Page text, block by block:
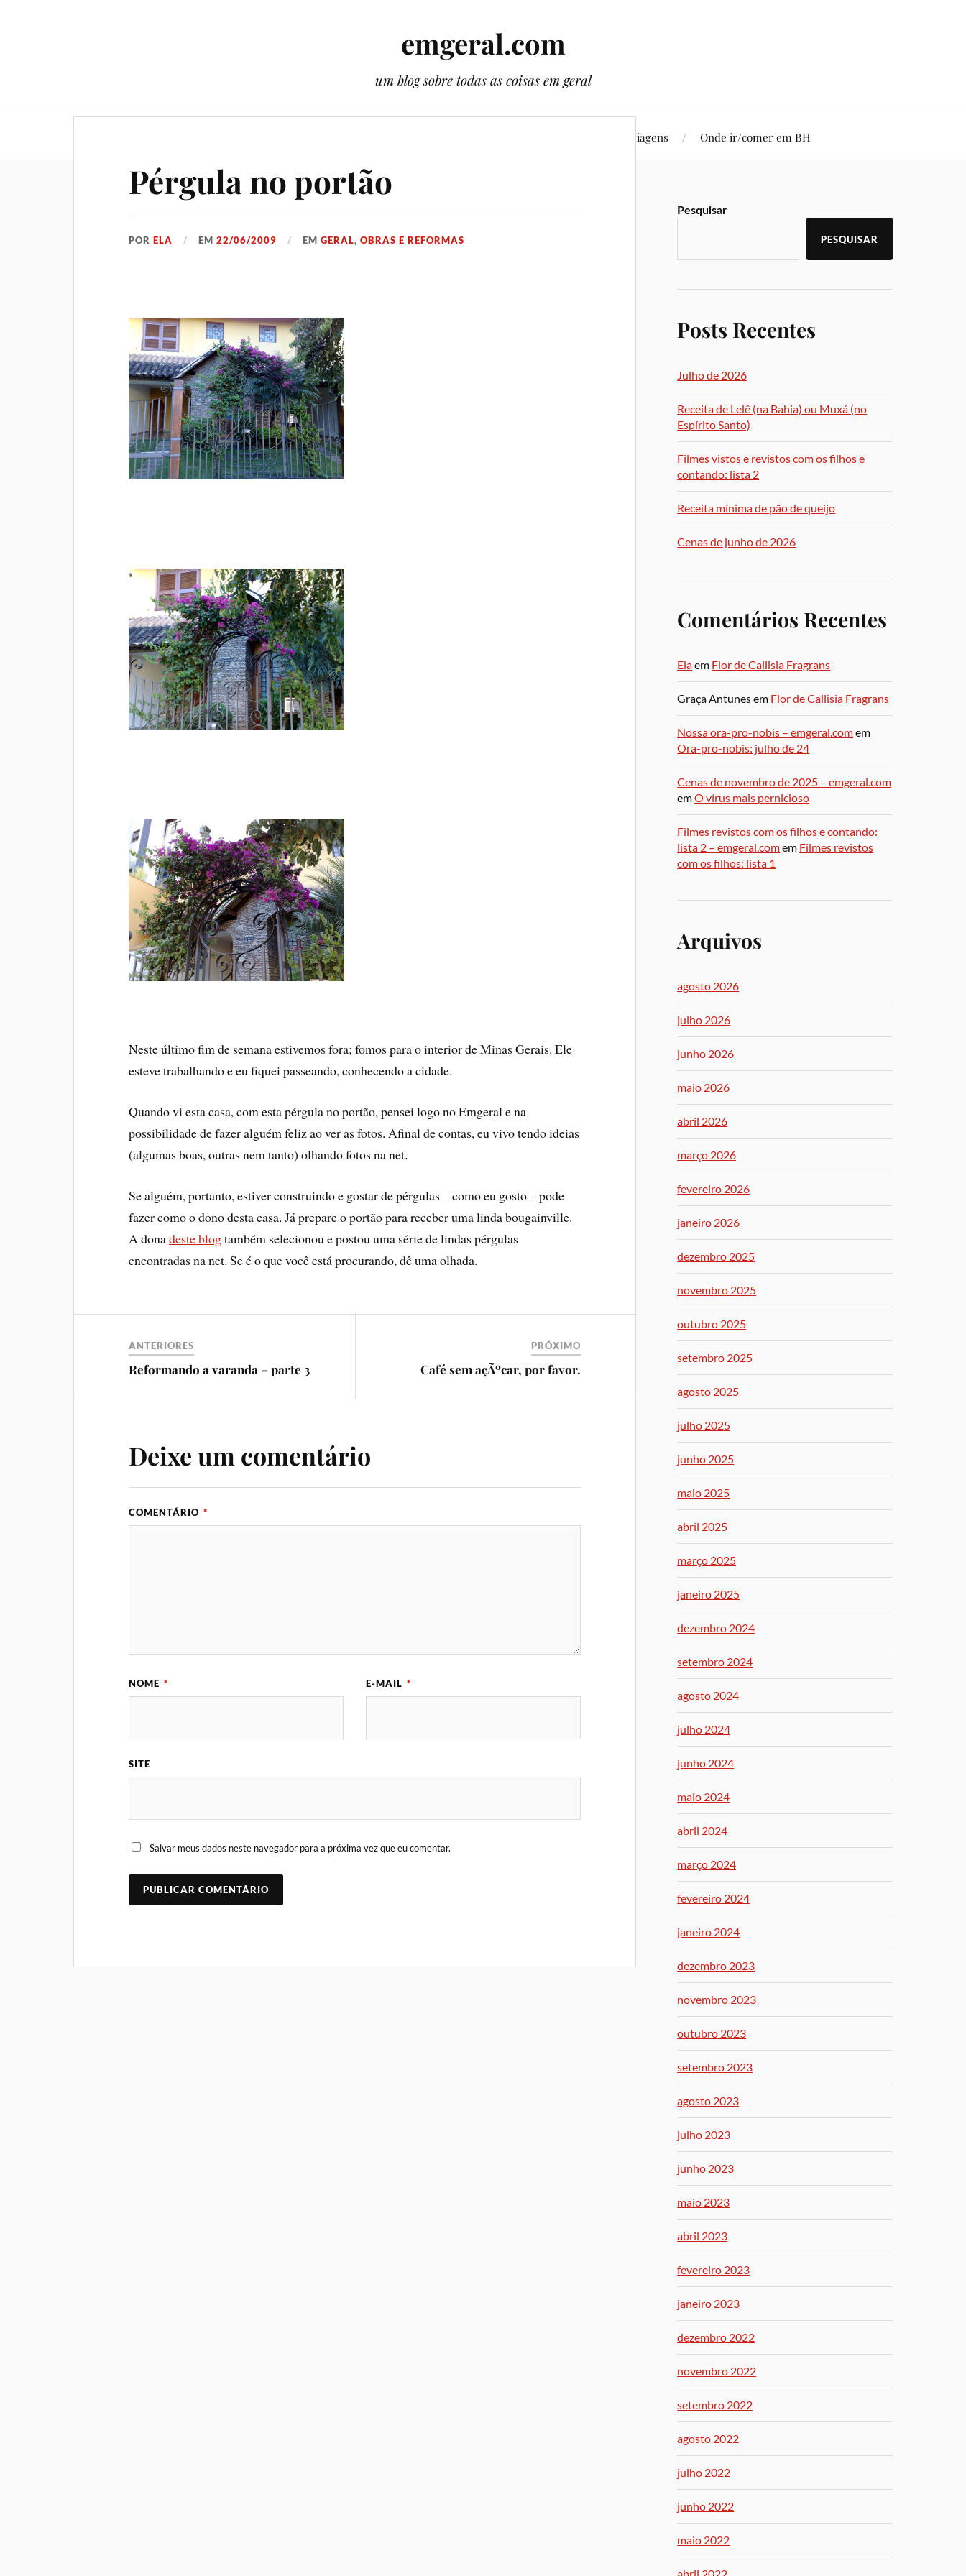
emgeral.com
um blog sobre todas as coisas em geral
Viagens Onde ir/comer em BH
Pérgula no portão
PORELA EM22/06/2009 EMGERAL,OBRAS E REFORMAS
Neste último fim de semana estivemos fora; fomos para o interior de Minas Gerais. Ele
esteve trabalhando e eu fiquei passeando, conhecendo a cidade.
Quando vi esta casa, com esta pérgula no portão, pensei logo no Emgeral e na
possibilidade de fazer alguém feliz ao ver as fotos. Afinal de contas, eu vivo tendo ideias
(algumas boas, outras nem tanto) olhando fotos na net.
Se alguém, portanto, estiver construindo e gostar de pérgulas – como eu gosto – pode
fazer como o dono desta casa. Já prepare o portão para receber uma linda bougainville.
A donadeste blogtambém selecionou e postou uma série de lindas pérgulas
encontradas na net. Se é o que você está procurando, dê uma olhada.
ANTERIORES
Reformando a varanda – parte 3
PRÓXIMO
Café sem açÃºcar, por favor.
Deixe um comentário
COMENTÁRIO *
NOME * E-MAIL *
SITE
Salvar meus dados neste navegador para a próxima vez que eu comentar.
Pesquisar
PESQUISAR
Posts Recentes
Julho de 2026
Receita de Lelê (na Bahia) ou Muxá (no
Espírito Santo)
Filmes vistos e revistos com os filhos e
contando: lista 2
Receita mínima de pão de queijo
Cenas de junho de 2026
Comentários Recentes
Elaem Flor de Callisia Fragrans
Graça Antunesem Flor de Callisia Fragrans
Nossa ora-pro-nobis – emgeral.comem
Ora-pro-nobis: julho de 24
Cenas de novembro de 2025 – emgeral.com
emO vírus mais pernicioso
Filmes revistos com os filhos e contando:
lista 2 – emgeral.comem Filmes revistos
com os filhos: lista 1
Arquivos
agosto 2026
julho 2026
junho 2026
maio 2026
abril 2026
março 2026
fevereiro 2026
janeiro 2026
dezembro 2025
novembro 2025
outubro 2025
setembro 2025
agosto 2025
julho 2025
junho 2025
maio 2025
abril 2025
março 2025
janeiro 2025
dezembro 2024
setembro 2024
agosto 2024
julho 2024
junho 2024
maio 2024
abril 2024
março 2024
fevereiro 2024
janeiro 2024
dezembro 2023
novembro 2023
outubro 2023
setembro 2023
agosto 2023
julho 2023
junho 2023
maio 2023
abril 2023
fevereiro 2023
janeiro 2023
dezembro 2022
novembro 2022
setembro 2022
agosto 2022
julho 2022
junho 2022
maio 2022